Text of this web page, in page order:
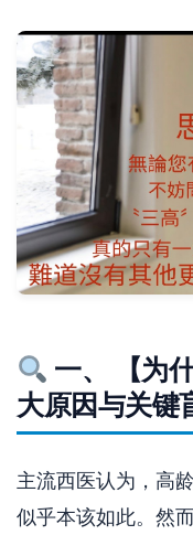
一、 【为
大原因与关键
主流西医认为，高
似乎本该如此。然